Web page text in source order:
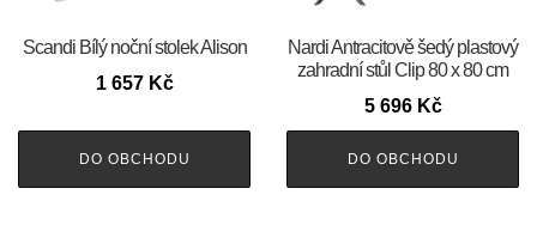
Scandi Bílý noční stolek Alison
1 657 Kč
DO OBCHODU
Nardi Antracitově šedý plastový
zahradní stůl Clip 80 x 80 cm
5 696 Kč
DO OBCHODU